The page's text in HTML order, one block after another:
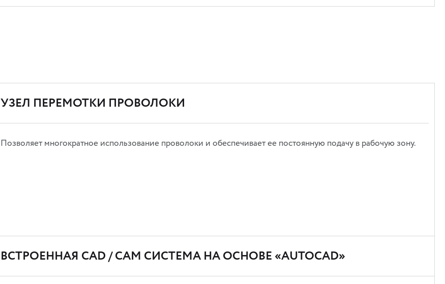
УЗЕЛ ПЕРЕМОТКИ ПРОВОЛОКИ
Позволяет многократное использование проволоки и обеспечивает ее постоянную подачу в рабочую зону.
ВСТРОЕННАЯ CAD / CAM СИСТЕМА НА ОСНОВЕ «AUTOCAD»